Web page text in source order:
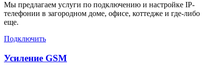
Мы предлагаем услуги по подключению и настройке IP-
телефонии в загородном доме, офисе, коттедже и где-либо
еще.
Подключить
Усиление GSM